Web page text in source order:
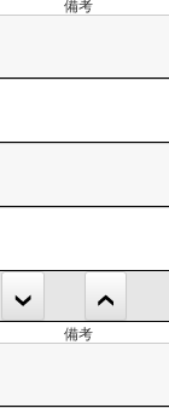
備考
備考